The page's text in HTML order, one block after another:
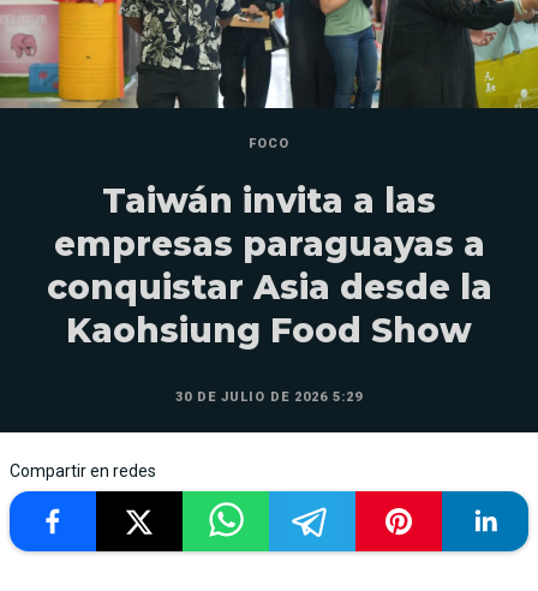
FOCO
Taiwán invita a las
empresas paraguayas a
conquistar Asia desde la
Kaohsiung Food Show
30 DE JULIO DE 2026 5:29
Compartir en redes